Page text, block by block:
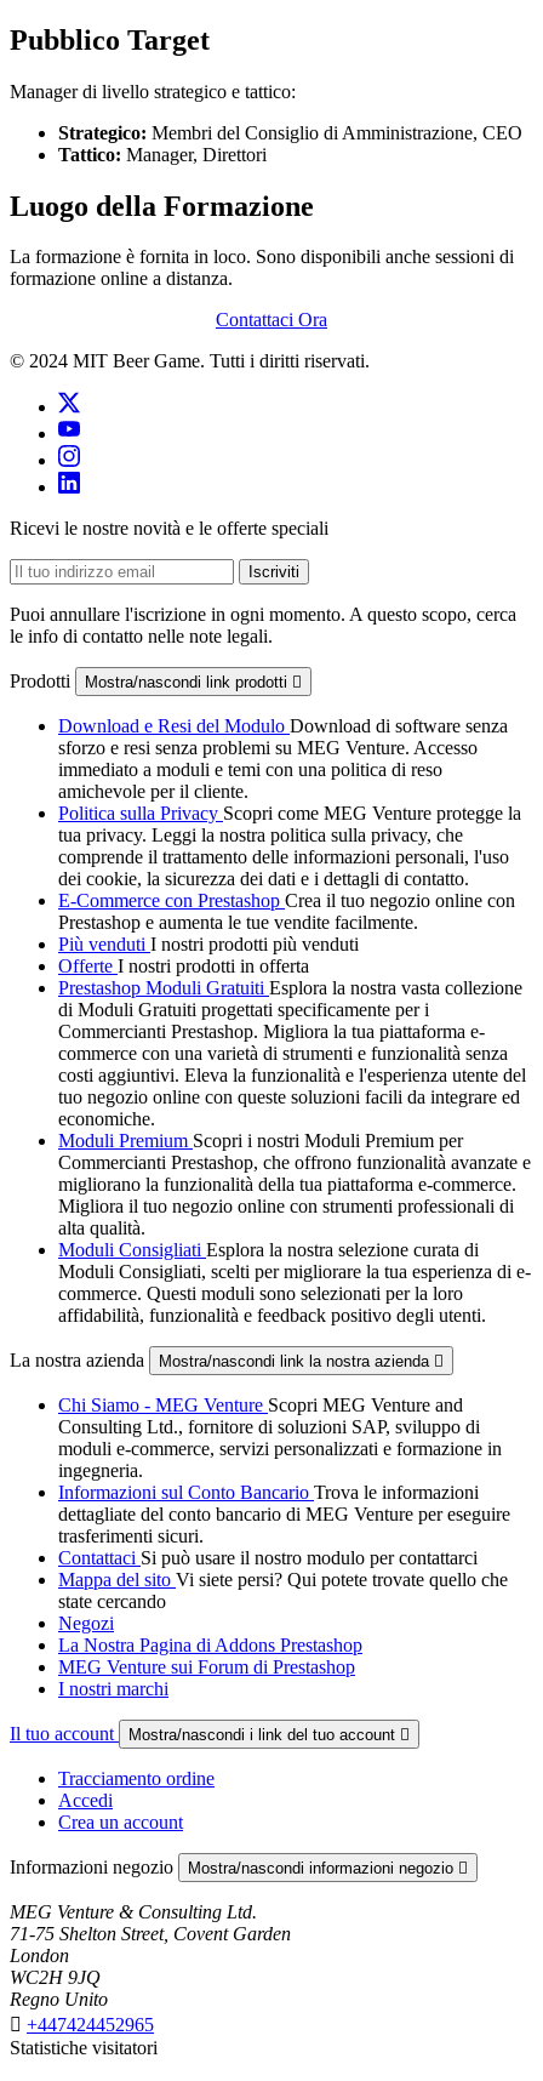
Pubblico Target
Manager di livello strategico e tattico:
Strategico: Membri del Consiglio di Amministrazione, CEO
Tattico: Manager, Direttori
Luogo della Formazione
La formazione è fornita in loco. Sono disponibili anche sessioni di
formazione online a distanza.
Contattaci Ora
© 2024 MIT Beer Game. Tutti i diritti riservati.
Ricevi le nostre novità e le offerte speciali
Puoi annullare l'iscrizione in ogni momento. A questo scopo, cerca
le info di contatto nelle note legali.
Prodotti Mostra/nascondi link prodotti 
Download e Resi del Modulo Download di software senza
sforzo e resi senza problemi su MEG Venture. Accesso
immediato a moduli e temi con una politica di reso
amichevole per il cliente.
Politica sulla Privacy Scopri come MEG Venture protegge la
tua privacy. Leggi la nostra politica sulla privacy, che
comprende il trattamento delle informazioni personali, l'uso
dei cookie, la sicurezza dei dati e i dettagli di contatto.
E-Commerce con Prestashop Crea il tuo negozio online con
Prestashop e aumenta le tue vendite facilmente.
Più venduti I nostri prodotti più venduti
Offerte I nostri prodotti in offerta
Prestashop Moduli Gratuiti Esplora la nostra vasta collezione
di Moduli Gratuiti progettati specificamente per i
Commercianti Prestashop. Migliora la tua piattaforma e-
commerce con una varietà di strumenti e funzionalità senza
costi aggiuntivi. Eleva la funzionalità e l'esperienza utente del
tuo negozio online con queste soluzioni facili da integrare ed
economiche.
Moduli Premium Scopri i nostri Moduli Premium per
Commercianti Prestashop, che offrono funzionalità avanzate e
migliorano la funzionalità della tua piattaforma e-commerce.
Migliora il tuo negozio online con strumenti professionali di
alta qualità.
Moduli Consigliati Esplora la nostra selezione curata di
Moduli Consigliati, scelti per migliorare la tua esperienza di e-
commerce. Questi moduli sono selezionati per la loro
affidabilità, funzionalità e feedback positivo degli utenti.
La nostra azienda Mostra/nascondi link la nostra azienda 
Chi Siamo - MEG Venture Scopri MEG Venture and
Consulting Ltd., fornitore di soluzioni SAP, sviluppo di
moduli e-commerce, servizi personalizzati e formazione in
ingegneria.
Informazioni sul Conto Bancario Trova le informazioni
dettagliate del conto bancario di MEG Venture per eseguire
trasferimenti sicuri.
Contattaci Si può usare il nostro modulo per contattarci
Mappa del sito Vi siete persi? Qui potete trovate quello che
state cercando
Negozi
La Nostra Pagina di Addons Prestashop
MEG Venture sui Forum di Prestashop
I nostri marchi
Il tuo account Mostra/nascondi i link del tuo account 
Tracciamento ordine
Accedi
Crea un account
Informazioni negozio Mostra/nascondi informazioni negozio 
MEG Venture & Consulting Ltd.
71-75 Shelton Street, Covent Garden
London
WC2H 9JQ
Regno Unito
 +447424452965
Statistiche visitatori